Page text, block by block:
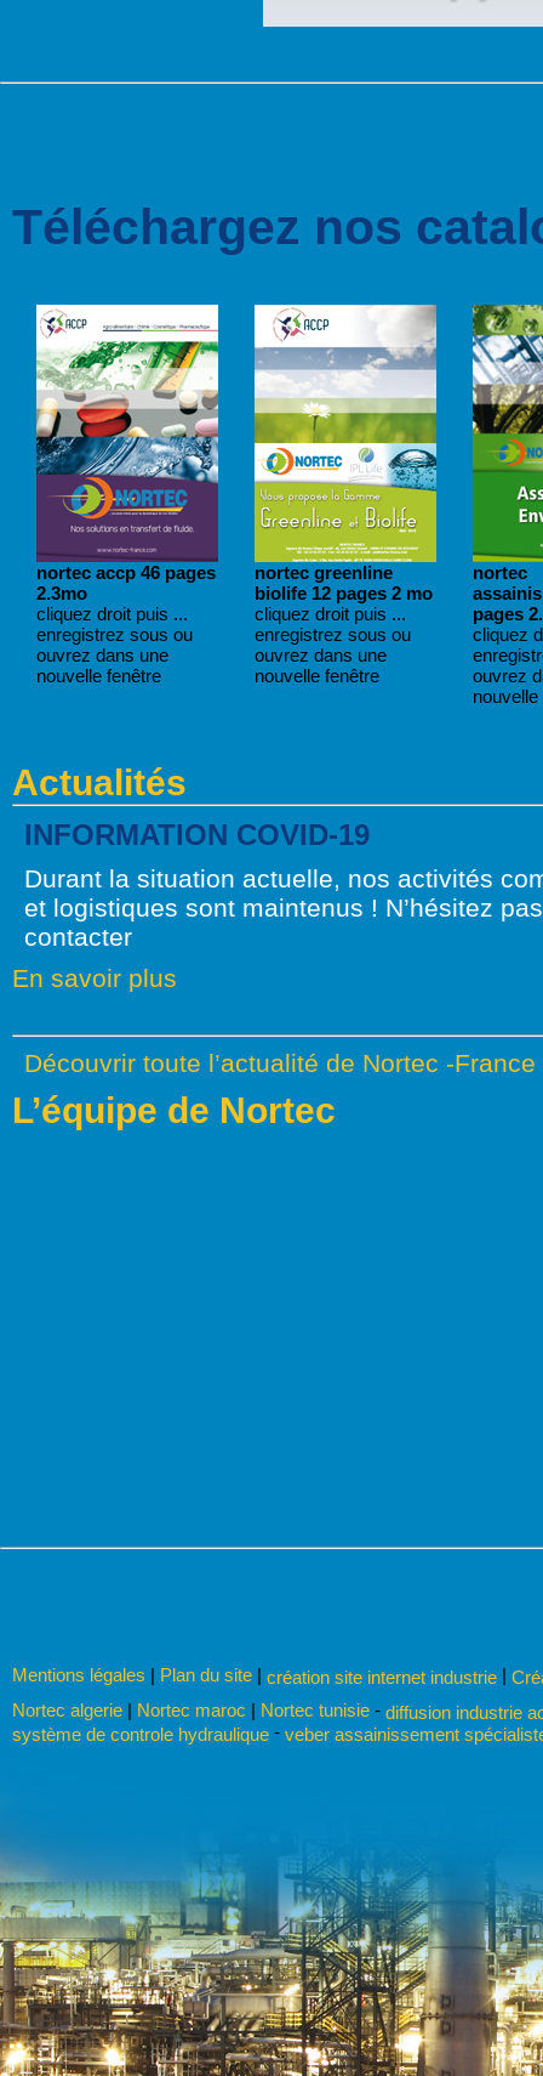
Téléchargez nos
nortec accp 46 pages
2.3mo
cliquez droit puis ...
enregistrez sous ou
ouvrez dans une
nouvelle fenêtre
nortec greenline
biolife 12 pages 2 mo
cliquez droit puis ...
enregistrez sous ou
ouvrez dans une
nouvelle fenêtre
nortec
pages
cliquez
ouvrez
Actualités
INFORMATION COVID-19
Durant la situation actuelle, nos activités
et logistiques sont maintenus ! N’hésitez
contacter
En savoir plus
Découvrir toute l’actualité de Nortec -France
L’équipe de Nortec
Mentions légales | Plan du site | création site internet industrie |
Nortec algerie | Nortec maroc | Nortec tunisie - diffusion industrie
système de controle hydraulique - veber assainissement